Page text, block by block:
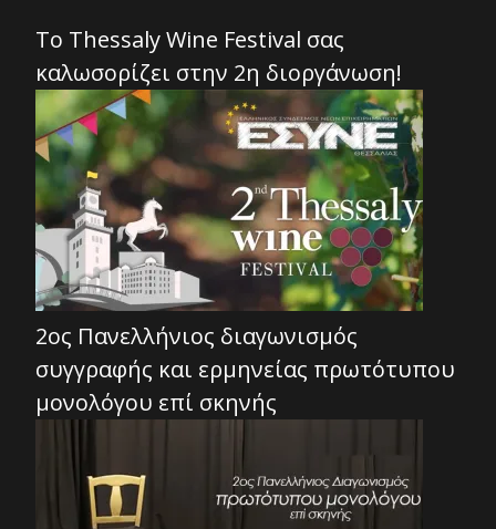
Το Thessaly Wine Festival σας
καλωσορίζει στην 2η διοργάνωση!
2ος Πανελλήνιος διαγωνισμός
συγγραφής και ερμηνείας πρωτότυπου
μονολόγου επί σκηνής